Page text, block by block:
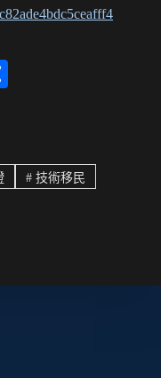
# 技術移民